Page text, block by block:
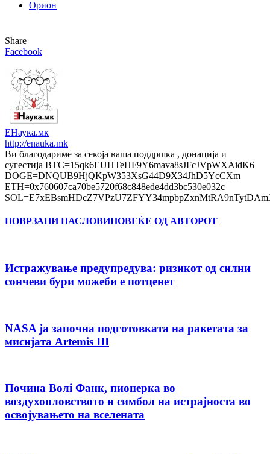
Орион
Share
Facebook
ЕНаука.мк
http://enauka.mk
Ви благодариме за секоја ваша поддршка , донација и
сугестија BTC=15qk6EUHTeHF9Y6mava8sJFcJVpWXAidK6
DOGE=DNQUB9HjQKpW353XsG44D9X34JhD5YcCXm
ETH=0x760607ca70be5720f68c848ede4dd3bc530e032c
ПОВРЗАНИ НАСЛОВИПОВЕЌЕ ОД АВТОРОТ
Истражување предупредува: ризикот од силни
сончеви бури можеби е потценет
NASA ја започна подготовката на ракетата за
мисијата Artemis III
Почина Волi Фанк, пионерка во
воздухопловството и симбол на истрајноста во
освојувањето на вселената